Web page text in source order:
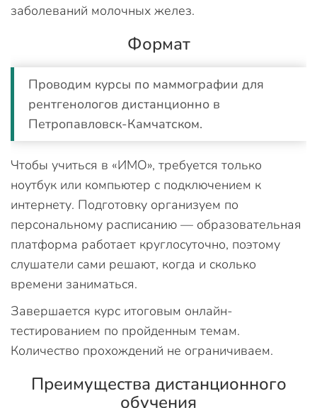
заболеваний молочных желез.
Формат
Проводим курсы по маммографии для
рентгенологов дистанционно в
Петропавловск-Камчатском.
Чтобы учиться в «ИМО», требуется только
ноутбук или компьютер с подключением к
интернету. Подготовку организуем по
персональному расписанию — образовательная
платформа работает круглосуточно, поэтому
слушатели сами решают, когда и сколько
времени заниматься.
Завершается курс итоговым онлайн-
тестированием по пройденным темам.
Количество прохождений не ограничиваем.
Преимущества дистанционного
обучения